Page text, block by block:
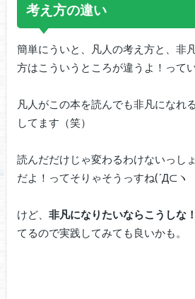
考え方の違い
簡単にういと、凡人の考え方と、非
方はこういうところが違うよ！って
凡人がこの本を読んでも非凡になれ
してます（笑）
読んだだけじゃ変わるわけないっし
だよ！ってそりゃそうっすね(´Д⊂ヽ
けど、 非凡になりたいならこうしな！
てるので実践してみても良いかも。